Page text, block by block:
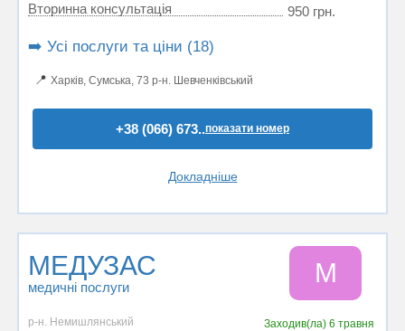
Вторинна консультація 950 грн.
➡️ Усі послуги та ціни (18)
📍 Харків, Сумська, 73 р-н. Шевченківський
+38 (066) 673..показати номер
Докладніше
МЕДУЗАС
медичні послуги М
р-н. Немишлянський Заходив(ла) 6 травня